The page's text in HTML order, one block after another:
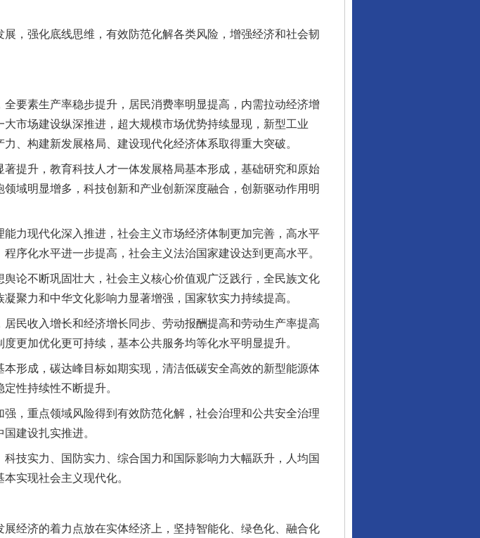
强化底线思维，有效防范化解各类风险，增强经济和社会韧
素生产率稳步提升，居民消费率明显提高，内需拉动经济增
市场建设纵深推进，超大规模市场优势持续显现，新型工业
、构建新发展格局、建设现代化经济体系取得重大突破。
升，教育科技人才一体发展格局基本形成，基础研究和原始
域明显增多，科技创新和产业创新深度融合，创新驱动作用明
现代化深入推进，社会主义市场经济体制更加完善，高水平
序化水平进一步提高，社会主义法治国家建设达到更高水平。
不断巩固壮大，社会主义核心价值观广泛践行，全民族文化
聚力和中华文化影响力显著增强，国家软实力持续提高。
收入增长和经济增长同步、劳动报酬提高和劳动生产率提高
更加优化更可持续，基本公共服务均等化水平明显提升。
成，碳达峰目标如期实现，清洁低碳安全高效的新型能源体
性持续性不断提升。
重点领域风险得到有效防范化解，社会治理和公共安全治理
建设扎实推进。
实力、国防实力、综合国力和国际影响力大幅跃升，人均国
实现社会主义现代化。
济的着力点放在实体经济上，坚持智能化、绿色化、融合化